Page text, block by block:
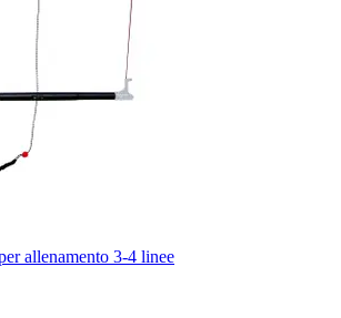
allenamento 3-4 linee